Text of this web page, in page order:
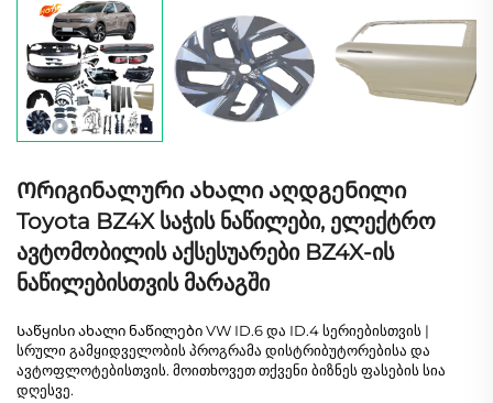
Ორიგინალური ახალი აღდგენილი
Toyota BZ4X საჭის ნაწილები, ელექტრო
ავტომობილის აქსესუარები BZ4X-ის
ნაწილებისთვის მარაგში
Საწყისი ახალი ნაწილები VW ID.6 და ID.4 სერიებისთვის |
სრული გამყიდველობის პროგრამა დისტრიბუტორებისა და
ავტოფლოტებისთვის. მოითხოვეთ თქვენი ბიზნეს ფასების სია
დღესვე.